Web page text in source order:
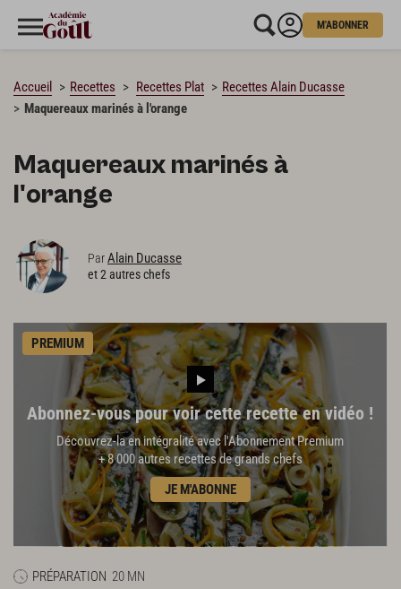
M'ABONNER
Accueil Recettes Recettes Plat
Recettes Alain Ducasse
Maquereaux marinés à l'orange
Maquereaux marinés à
l'orange
ParAlain Ducasse
et 2 autres chefs
PREMIUM
Abonnez-vous pour voir cette recette en vidéo !
Découvrez-la en intégralité avec l'Abonnement Premium
+ 8 000 autres recettes de grands chefs
JE M'ABONNE
PRÉPARATION 20 MN
CHARGEMENT…